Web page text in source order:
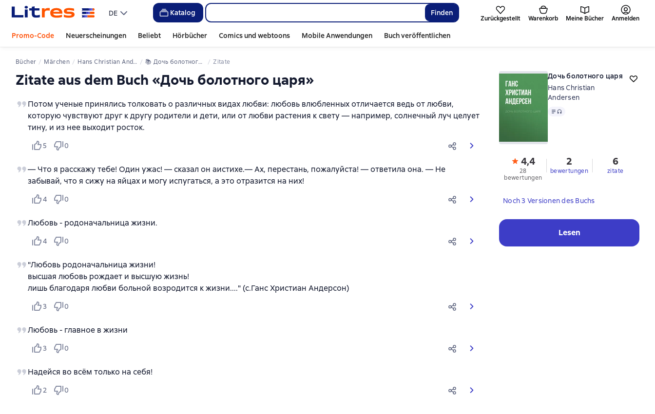
DE Katalog Finden
Zurückgestellt Warenkorb Meine Bücher Anmelden
Promo-Code Neuerscheinungen Beliebt Hörbücher Comics und webtoons Mobile Anwendungen Buch veröffentlichen
Bücher Märchen Hans Christian Andersen 📚 Дочь болотного царя Zitate
Zitate aus dem Buch «Дочь болотного царя»
Потом ученые принялись толковать о различных видах любви: любовь влюбленных отличается ведь от любви,
которую чувствуют друг к другу родители и дети, или от любви растения к свету — например, солнечный луч целует
тину, и из нее выходит росток.
5 0
— Что я расскажу тебе! Один ужас! — сказал он аистихе.— Ах, перестань, пожалуйста! — ответила она. — Не
забывай, что я сижу на яйцах и могу испугаться, а это отразится на них!
4 0
Любовь - родоначальница жизни.
4 0
"Любовь родоначальница жизни!
высшая любовь рождает и высшую жизнь!
лишь благодаря любви больной возродится к жизни...." (с.Ганс Христиан Андерсон)
3 0
Любовь - главное в жизни
3 0
Надейся во всём только на себя!
2 0
Дочь болотного царя
Hans Christian
Andersen
Text, Audioformat verfügbar
4,4
28
bewertungen
2
bewertungen
6
zitate
Noch 3 Versionen des Buchs
Lesen